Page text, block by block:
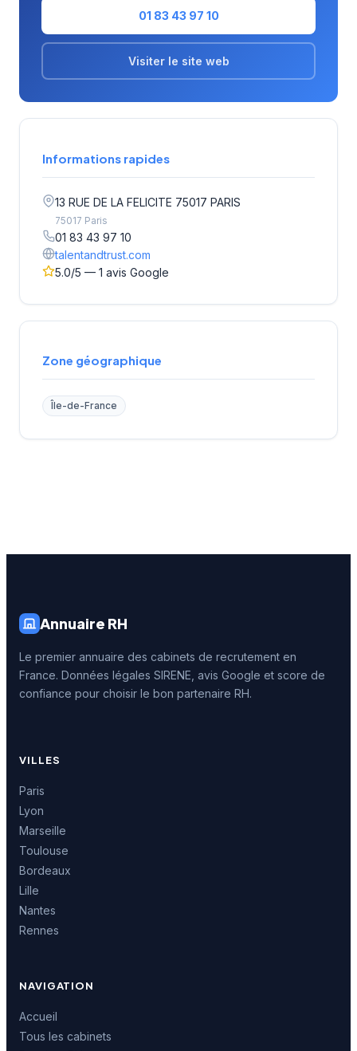
01 83 43 97 10
Visiter le site web
Informations rapides
13 RUE DE LA FELICITE 75017 PARIS
75017 Paris
01 83 43 97 10
talentandtrust.com
5.0/5 — 1 avis Google
Zone géographique
Île-de-France
Annuaire RH
Le premier annuaire des cabinets de recrutement en
France. Données légales SIRENE, avis Google et score de
confiance pour choisir le bon partenaire RH.
VILLES
Paris
Lyon
Marseille
Toulouse
Bordeaux
Lille
Nantes
Rennes
NAVIGATION
Accueil
Tous les cabinets